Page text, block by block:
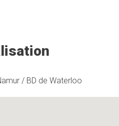
/ BD de Waterloo